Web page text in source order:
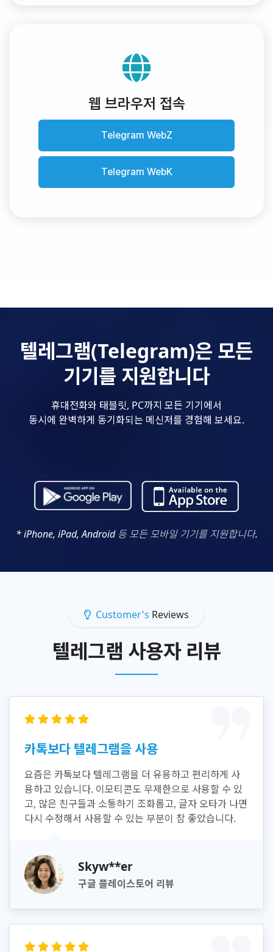
웹 브라우저 접속
Telegram WebZ
Telegram WebK
텔레그램(Telegram)은 모든
기기를 지원합니다
휴대전화와 태블릿, PC까지 모든 기기에서
동시에 완벽하게 동기화되는 메신저를 경험해 보세요.
* iPhone, iPad, Android 등 모든 모바일 기기를 지원합니다.
Customer's Reviews
텔레그램 사용자 리뷰
카톡보다 텔레그램을 사용
요즘은 카톡보다 텔레그램을 더 유용하고 편리하게 사
용하고 있습니다. 이모티콘도 무제한으로 사용할 수 있
고, 많은 친구들과 소통하기 조화롭고, 글자 오타가 나면
다시 수정해서 사용할 수 있는 부분이 참 좋았습니다.
Skyw**er
구글 플레이스토어 리뷰